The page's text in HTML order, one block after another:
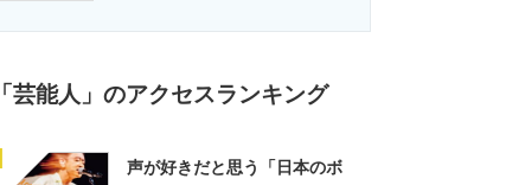
「芸能人」のアクセスランキング
声が好きだと思う「日本のボ